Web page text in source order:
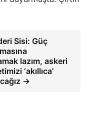
Sisi: Güç
lazım, askeri
‘akıllıca’
→